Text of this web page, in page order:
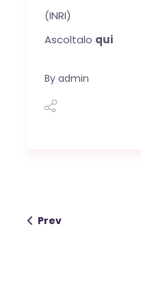
(INRI)
Ascoltalo qui
By admin
Prev